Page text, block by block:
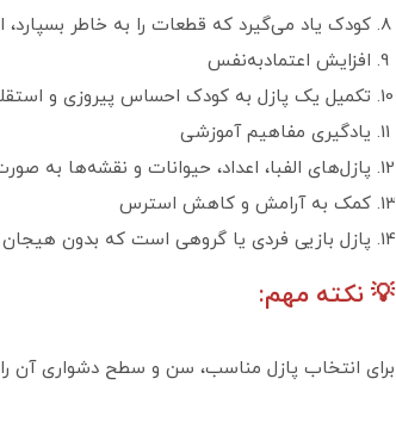
کودک یاد می‌گیرد که قطعات را به خاطر
افزایش اعتمادبه‌نفس
تکمیل یک پازل به کودک احساس پیروزی و
یادگیری مفاهیم آموزشی
پازل‌های الفبا، اعداد، حیوانات و نقشه‌ها به
کمک به آرامش و کاهش استرس
پازل بازیی فردی یا گروهی است که بدون
💡 نکته مهم:
برای انتخاب پازل مناسب، سن و سطح دشواری آن را